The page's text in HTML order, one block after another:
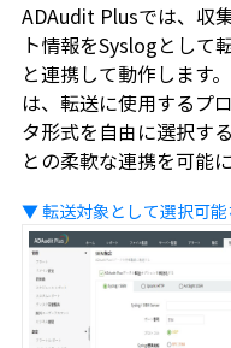
ADAudit Plusでは、収
ト情報をSyslogとして
と連携して動作します
は、転送に使用するプ
タ形式を自由に選択す
との柔軟な連携を可能に
▼ 転送対象として選択可